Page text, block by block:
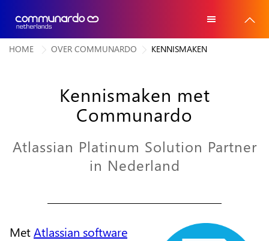
Atlassian software
Advies
Referenties
Over ons
Home
Advies
Over ons
HOME OVER COMMUNARDO KENNISMAKEN
Kennismaken met
Communardo
Atlassian Platinum Solution Partner
in Nederland
MetAtlassian software